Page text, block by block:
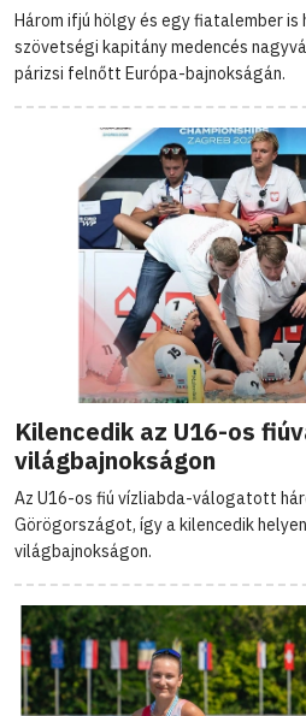
Három ifjú hölgy és egy fiatalember
szövetségi kapitány medencés
párizsi felnőtt Európa-bajnokságán.
Kilencedik az U16-os
világbajnokságon
Az U16-os fiú vízliabda-válogatott
Görögországot, így a kilencedik
világbajnokságon.